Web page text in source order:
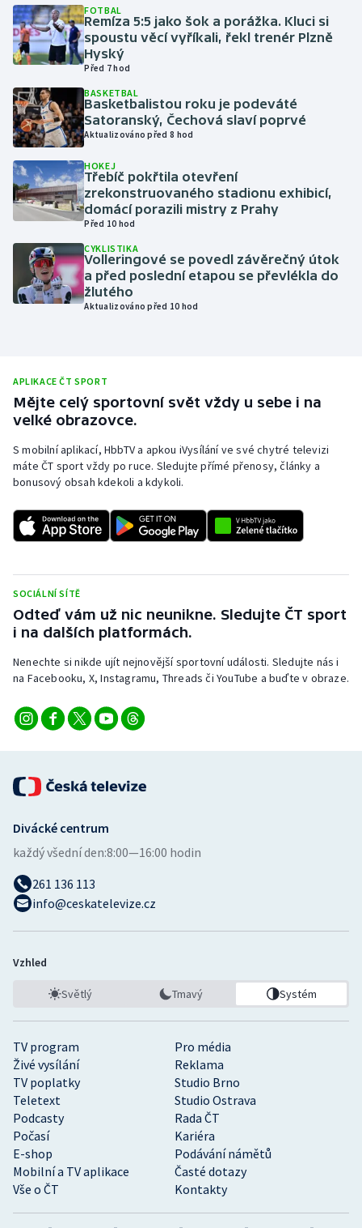
Lezení
Lyže a snowboard
Moderní pětiboj
Motorsport
Olympijské hry
Parasport
Plavání
Plážový volejbal
Rychlostní kanoistika
Sportovní střelba
Stolní tenis
Veslování
Vodní slalom
Volejbal
Ostatní
FOTBAL
Remíza 5:5 jako šok a porážka. Kluci si
spoustu věcí vyříkali, řekl trenér Plzně
Hyský
Před 7 hod
BASKETBAL
Basketbalistou roku je podeváté
Satoranský, Čechová slaví poprvé
Aktualizováno před 8 hod
HOKEJ
Třebíč pokřtila otevření
zrekonstruovaného stadionu exhibicí,
domácí porazili mistry z Prahy
Před 10 hod
CYKLISTIKA
Volleringové se povedl závěrečný útok
a před poslední etapou se převlékla do
žlutého
Aktualizováno před 10 hod
APLIKACE ČT SPORT
Mějte celý sportovní svět vždy u sebe i na
velké obrazovce.
S mobilní aplikací, HbbTV a apkou iVysílání ve své chytré televizi
máte ČT sport vždy po ruce. Sledujte přímé přenosy, články a
bonusový obsah kdekoli a kdykoli.
SOCIÁLNÍ SÍTĚ
Odteď vám už nic neunikne. Sledujte ČT sport
i na dalších platformách.
Nenechte si nikde ujít nejnovější sportovní události. Sledujte nás i
na Facebooku, X, Instagramu, Threads či YouTube a buďte v obraze.
TV program
Pro média
Živé vysílání
Reklama
TV poplatky
Studio Brno
Teletext
Studio Ostrava
Podcasty
Rada ČT
Počasí
Kariéra
E-shop
Podávání námětů
Mobilní a TV aplikace
Časté dotazy
Vše o ČT
Kontakty
Divácké centrum
každý všední den:8:00—16:00 hodin
261 136 113
info@ceskatelevize.cz
Vzhled
Světlý Tmavý Systém